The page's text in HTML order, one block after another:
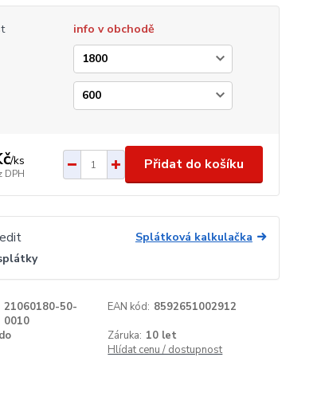
info v obchodě
/ks
DPH
Přidat do košíku
Splátková kalkulačka
21060180-50-
0010
EAN kód: 8592651002912
Záruka: 10 let
Hlídat cenu / dostupnost